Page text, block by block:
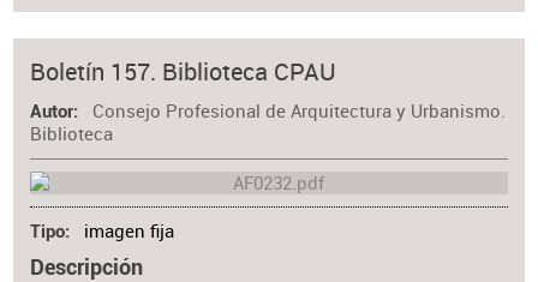
Boletín 157. Biblioteca CPAU
Autor
Consejo Profesional de Arquitectura y Urbanismo.
Biblioteca
Tipo imagen fija
Descripción